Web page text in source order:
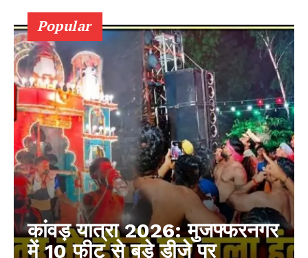
Popular
कांवड़ यात्रा 2026: मुजफ्फरनगर
में 10 फीट से बड़े डीजे पर